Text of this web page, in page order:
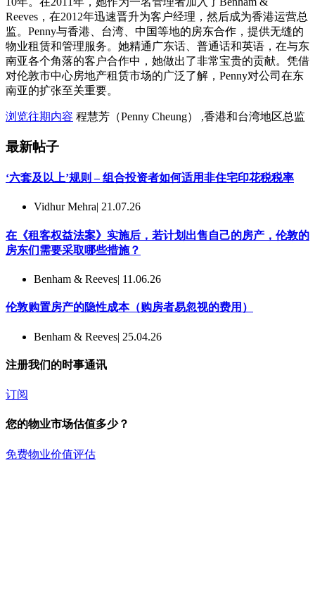
Reeves，在2012年迅速晋升为客户经理，然后成为香港运营总
监。Penny与香港、台湾、中国等地的房东合作，提供无缝的
物业租赁和管理服务。她精通广东话、普通话和英语，在与东
南亚各个角落的客户合作中，她做出了非常宝贵的贡献。凭借
对伦敦市中心房地产租赁市场的广泛了解，Penny对公司在东
南亚的扩张至关重要。
浏览往期内容 程慧芳（Penny Cheung） ,香港和台湾地区总监
最新帖子
‘六套及以上’规则 – 组合投资者如何适用非住宅印花税税率
Vidhur Mehra| 21.07.26
在《租客权益法案》实施后，若计划出售自己的房产，伦敦的
房东们需要采取哪些措施？
Benham & Reeves| 11.06.26
伦敦购置房产的隐性成本（购房者易忽视的费用）
Benham & Reeves| 25.04.26
注册我们的时事通讯
订阅
您的物业市场估值多少？
免费物业价值评估